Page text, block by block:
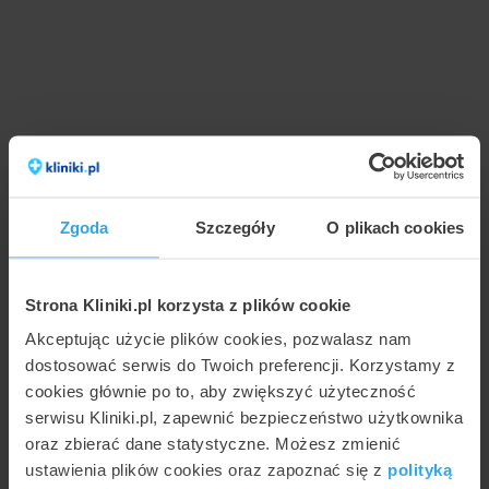
Zgoda Szczegóły O plikach cookies
Strona Kliniki.pl korzysta z plików cookie
Akceptując użycie plików cookies, pozwalasz nam
dostosować serwis do Twoich preferencji. Korzystamy z
cookies głównie po to, aby zwiększyć użyteczność
serwisu Kliniki.pl, zapewnić bezpieczeństwo użytkownika
oraz zbierać dane statystyczne. Możesz zmienić
ustawienia plików cookies oraz zapoznać się z polityką